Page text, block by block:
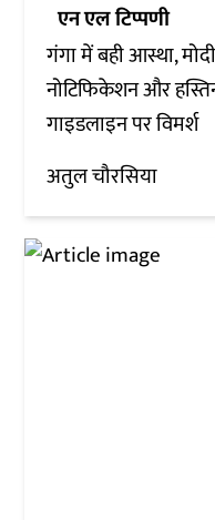
एन एल टिप्पणी
गंगा में बही आस्था,
नोटिफिकेशन और
गाइडलाइन पर विमर्श
अतुल चौरसिया